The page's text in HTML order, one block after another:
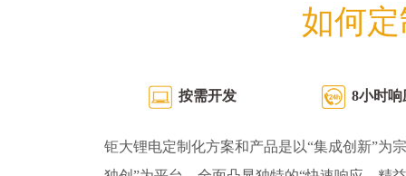
如何
按需开发 8小时响
钜大锂电定制化方案和产品是以“集成创新”为